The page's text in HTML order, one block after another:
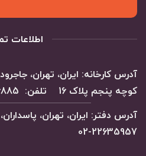
اطلاعات
آدرس کارخانه: ایران، تهران،
کوچه پنجم پلاک 16 تلفن: 76266885-021
22635957-02